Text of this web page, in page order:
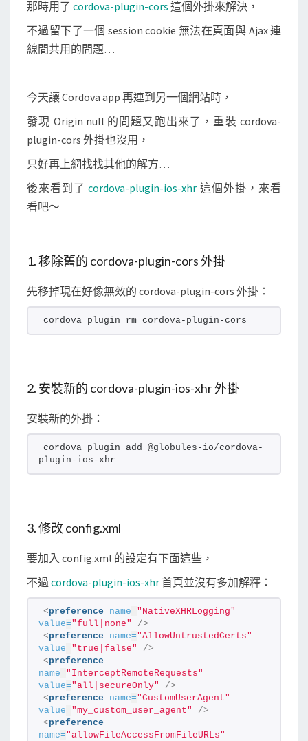
i
h
r
掛
解
i
n
n
l
s
n
o
w
e
d
b
A
c
c
e
那時用了 cordova-plugin-cors 這個外掛來解決，
不過留下了一個 session cookie 無法在頁面與 Ajax 連
線間共用的問題…
今天讓 Cordova app 再連到另一個網站時，
發現 Origin null 的問題又跑出來了，重裝 cordova-
plugin-cors 外掛也沒用，
只好再上網找找其他的解方…
後來看到了cordova-plugin-ios-xhr 這個外掛，來看
看吧～
1. 移除舊的 cordova-plugin-cors 外掛
先移掉現在好像無效的 cordova-plugin-cors 外掛：
cordova plugin rm cordova-plugin-cors
2. 安裝新的 cordova-plugin-ios-xhr 外掛
安裝新的外掛：
cordova plugin add @globules-io/cordova-
plugin-ios-xhr
3. 修改 config.xml
要加入 config.xml 的設定有下面這些，
不過 cordova-plugin-ios-xhr首頁並沒有多加解釋：
<preference name="NativeXHRLogging"
value="full|none"
/>
<preference name="AllowUntrustedCerts"
value="true|false"
/>
<preference
name="InterceptRemoteRequests"
value="all|secureOnly"
/>
<preference name="CustomUserAgent"
value="my_custom_user_agent"
/>
<preference
name="allowFileAccessFromFileURLs"